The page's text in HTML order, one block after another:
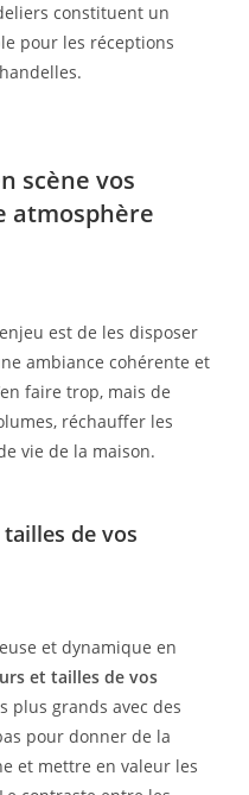
constituent un
pour les réceptions
scène vos
atmosphère
est de les disposer
ambiance cohérente et
faire trop, mais de
réchauffer les
vie de la maison.
de vos
et dynamique en
et tailles de vos
plus grands avec des
pour donner de la
et mettre en valeur les